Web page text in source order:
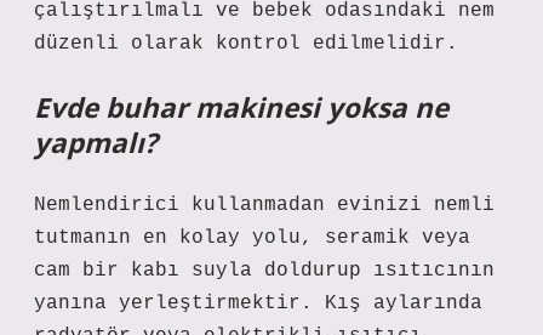
çalıştırılmalı ve bebek odasındaki nem
düzenli olarak kontrol edilmelidir.
Evde buhar makinesi yoksa ne
yapmalı?
Nemlendirici kullanmadan evinizi nemli
tutmanın en kolay yolu, seramik veya
cam bir kabı suyla doldurup ısıtıcının
yanına yerleştirmektir. Kış aylarında